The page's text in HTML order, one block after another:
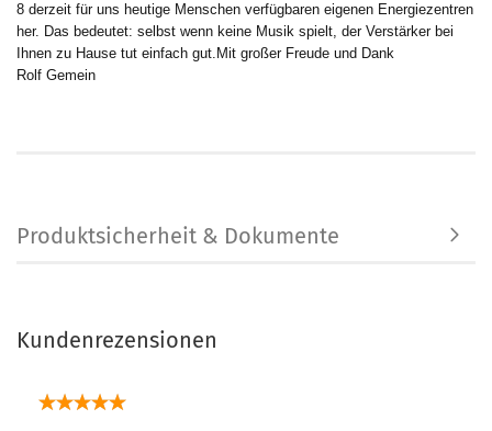
8 derzeit für uns heutige Menschen verfügbaren eigenen Energiezentren
her. Das bedeutet: selbst wenn keine Musik spielt, der Verstärker bei
Ihnen zu Hause tut einfach gut.Mit großer Freude und Dank
Rolf Gemein
Produktsicherheit & Dokumente
Kundenrezensionen